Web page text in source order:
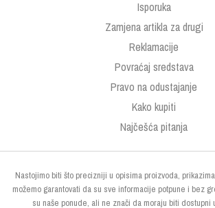
Isporuka
Zamjena artikla za drugi
Reklamacije
Povraćaj sredstava
Pravo na odustajanje
Kako kupiti
Najčešća pitanja
Nastojimo biti što precizniji u opisima proizvoda,
možemo garantovati da su sve informacije potpune i bez
su naše ponude, ali ne znači da moraju biti dostupni